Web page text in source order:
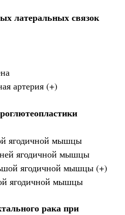
латеральных связок
артерия (+)
ягодичной мышцы
ягодичной мышцы
ягодичной мышцы (+)
ягодичной мышцы
рака при